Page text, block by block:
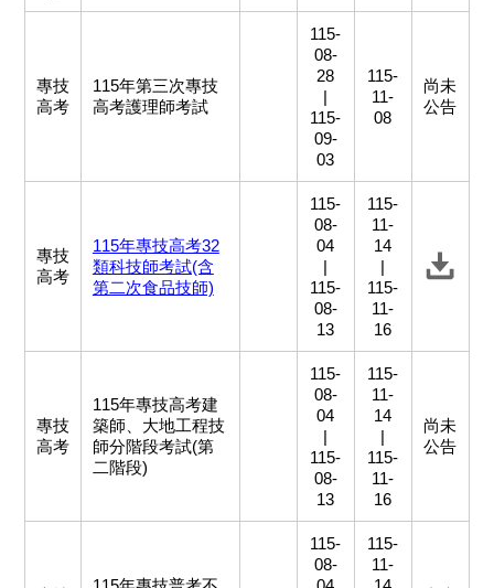
專技
高考
115年第三次專技
高考護理師考試
115-
08-
28
|
115-
09-
03
115-
11-
08
尚未
公告
專技
高考
115年專技高考32
類科技師考試(含
第二次食品技師)
115-
08-
04
|
115-
08-
13
115-
11-
14
|
115-
11-
16
專技
高考
115年專技高考建
築師、大地工程技
師分階段考試(第
二階段)
115-
08-
04
|
115-
08-
13
115-
11-
14
|
115-
11-
16
尚未
公告
115-
08-
115-
11-